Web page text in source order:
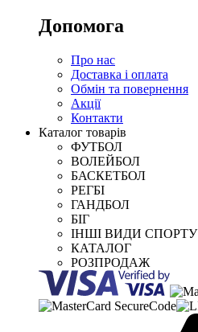
Допомога
Про нас
Доставка і оплата
Обмін та повернення
Акції
Контакти
Каталог товарів
ФУТБОЛ
ВОЛЕЙБОЛ
БАСКЕТБОЛ
РЕГБІ
ГАНДБОЛ
БІГ
ІНШІ ВИДИ СПОРТУ
КАТАЛОГ
РОЗПРОДАЖ